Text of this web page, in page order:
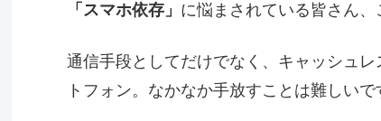
「スマホ依存」 に悩まされている皆さん、
通信手段としてだけでなく、キャッシュ
トフォン。なかなか手放すことは難しいで